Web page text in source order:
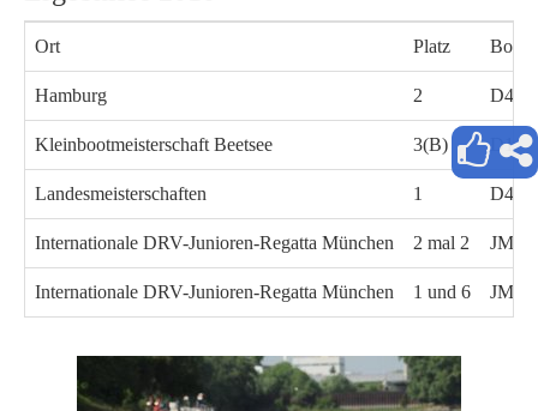
Ort Platz
Hamburg 2 D4x-
Kleinbootmeisterschaft Beetsee 3(B) D1
Landesmeisterschaften 1 D4x
Internationale DRV-Junioren-Regatta München 2 mal 2
Internationale DRV-Junioren-Regatta München 1 und 6 JM1x